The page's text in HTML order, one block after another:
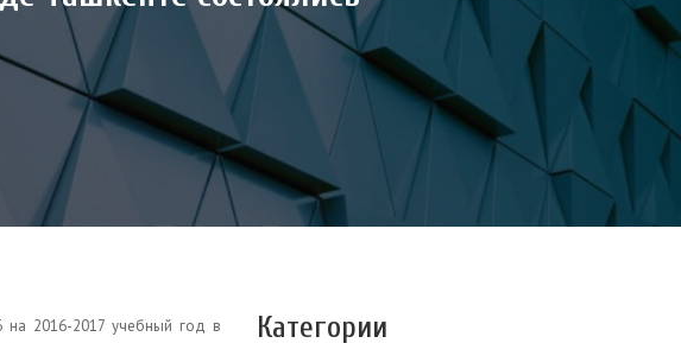
на 2016-2017 учебный год в
Категории